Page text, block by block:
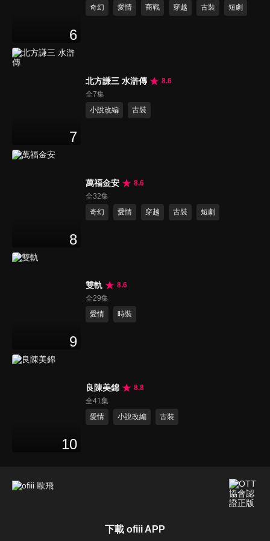
6
奇幻 愛情 商戰 穿越 古裝 短劇
7
北方謙三 水滸傳
8.6
全7集
小說改編
古裝
8
萬福金安
8.6
全32集
奇幻
愛情 穿越 古裝 短劇
9
雙軌
8.6
全29集
愛情
時裝
10
良陳美錦
8.8
全41集
愛情
小說改編 古裝
下載 ofiii APP